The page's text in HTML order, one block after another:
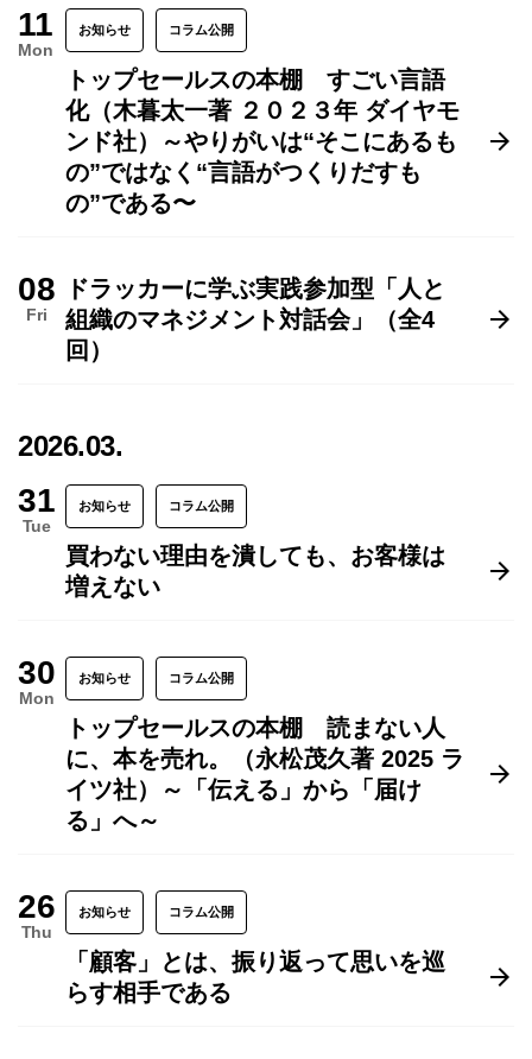
11
Mon
お知らせ コラム公開
トップセールスの本棚 すごい言語
化（木暮太一著 ２０２３年 ダイヤモ
ンド社）～やりがいは“そこにあるも
の”ではなく“言語がつくりだすも
の”である〜
08
Fri
ドラッカーに学ぶ実践参加型「人と
組織のマネジメント対話会」（全4
回）
2026.03.
31
Tue
お知らせ コラム公開
買わない理由を潰しても、お客様は
増えない
30
Mon
お知らせ コラム公開
トップセールスの本棚 読まない人
に、本を売れ。（永松茂久著 2025 ラ
イツ社）～「伝える」から「届け
る」へ～
26
Thu
お知らせ コラム公開
「顧客」とは、振り返って思いを巡
らす相手である